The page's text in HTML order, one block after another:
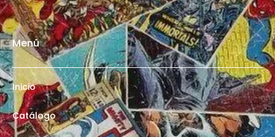
Menú
Inicio
Catálogo